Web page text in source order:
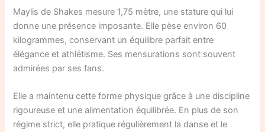
Maylis de Shakes mesure 1,75 mètre, une stature qui lui
donne une présence imposante. Elle pèse environ 60
kilogrammes, conservant un équilibre parfait entre
élégance et athlétisme. Ses mensurations sont souvent
admirées par ses fans.
Elle a maintenu cette forme physique grâce à une discipline
rigoureuse et une alimentation équilibrée. En plus de son
régime strict, elle pratique régulièrement la danse et le